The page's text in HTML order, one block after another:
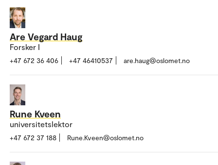
Are Vegard Haug
Forsker I
+47 672 36 406 +47 46410537 are.haug@oslomet.no
Rune Kveen
universitetslektor
+47 672 37 188 Rune.Kveen@oslomet.no